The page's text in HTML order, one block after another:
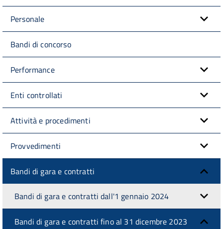
Personale
Bandi di concorso
Performance
Enti controllati
Attività e procedimenti
Provvedimenti
Bandi di gara e contratti
Bandi di gara e contratti dall'1 gennaio 2024
Bandi di gara e contratti fino al 31 dicembre 2023